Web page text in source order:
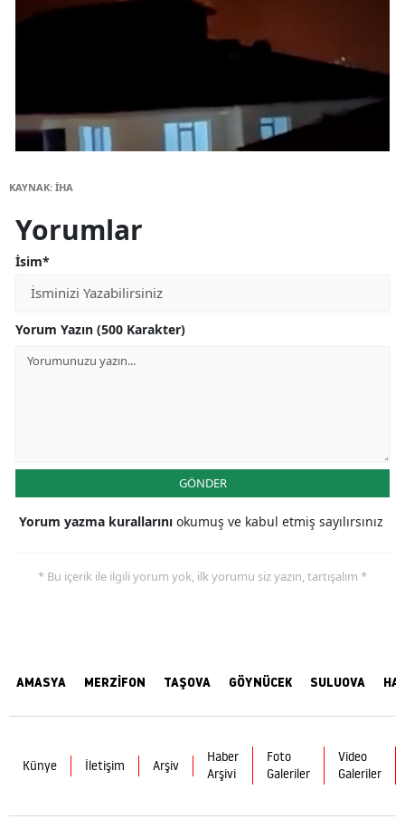
KAYNAK: İHA
Yorumlar
İsim*
Yorum Yazın (500 Karakter)
GÖNDER
Yorum yazma kurallarını okumuş ve kabul etmiş sayılırsınız
* Bu içerik ile ilgili yorum yok, ilk yorumu siz yazın, tartışalım *
AMASYA MERZİFON TAŞOVA GÖYNÜCEK SULUOVA
Künye İletişim Arşiv
Haber
Arşivi
Foto
Galeriler
Video
Galeriler